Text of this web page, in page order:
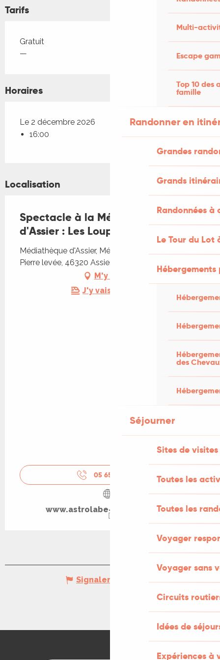
Multi-
Escape
Top 10 des
famille
Randonner en
Grandes
Grands
Randonnées
Le Tour du Lot
des
Séjourner
Sites de visites
Toutes les
Toutes les
Voyager
Voyager sans
Circuits
Idées de
Expériences à
Tarifs
Tarifs 2026
Gratuit
—
Horaires
Le 2 décembre 2026
16:00
Localisation
Spectacle à la Médiathèque
d'Assier : Les Loupiots
Médiathèque d'Assier, Médiathèque, 101 Rue de la
Pierre levée, 46320 Assier
M'y rendre
J'y vais en train !
05 65 10 87
www.astrolabe-grand-figeac.fr
Signaler une erreur